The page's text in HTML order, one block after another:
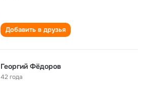
Добавить в друзья
Георгий Фёдоров
42 года